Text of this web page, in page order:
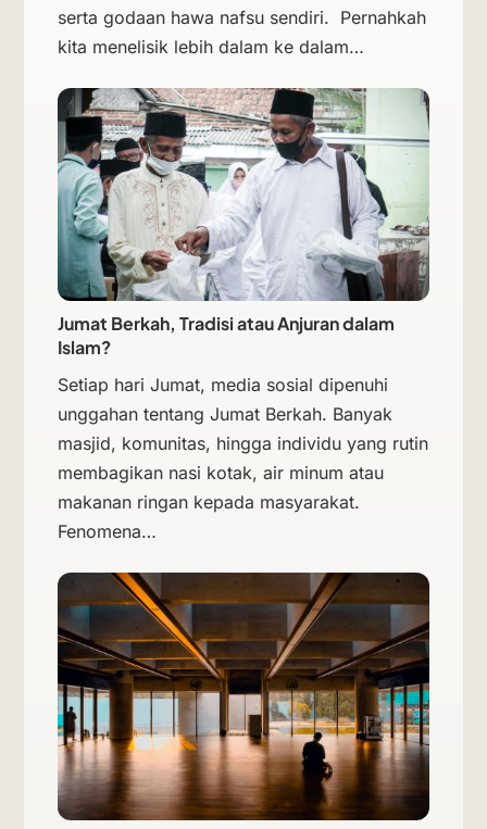
serta godaan hawa nafsu sendiri. Pernahkah
kita menelisik lebih dalam ke dalam…
Jumat Berkah, Tradisi atau Anjuran dalam
Islam?
Setiap hari Jumat, media sosial dipenuhi
unggahan tentang Jumat Berkah. Banyak
masjid, komunitas, hingga individu yang rutin
membagikan nasi kotak, air minum atau
makanan ringan kepada masyarakat.
Fenomena…